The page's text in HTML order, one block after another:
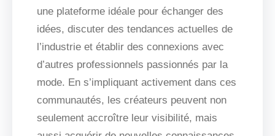
une plateforme idéale pour échanger des
idées, discuter des tendances actuelles de
l’industrie et établir des connexions avec
d’autres professionnels passionnés par la
mode. En s’impliquant activement dans ces
communautés, les créateurs peuvent non
seulement accroître leur visibilité, mais